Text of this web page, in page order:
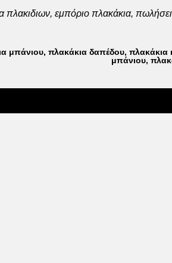
πλακιδιων, εμπόριο πλακάκια,
μπάνιου, πλακάκια δαπέδου, πλακάκια
μπάνιου,